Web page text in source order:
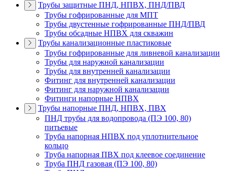
Трубы защитные ПНД, НПВХ, ПНД/ПВД
Трубы гофрированные для МПТ
Трубы двустенные гофрированные ПНД/ПВД
Трубы обсадные НПВХ для скважин
Трубы канализационные пластиковые
Трубы гофрированные для ливневой канализации
Трубы для наружной канализации
Трубы для внутренней канализации
Фитинг для внутренней канализации
Фитинг для наружной канализации
Фитинги напорные НПВХ
Трубы напорные ПНД, НПВХ, ПВХ
ПНД трубы для водопровода (ПЭ 100, 80)
питьевые
Труба напорная НПВХ под уплотнительное
кольцо
Труба напорная ПВХ под клеевое соединение
Труба ПНД газовая (ПЭ 100, 80)